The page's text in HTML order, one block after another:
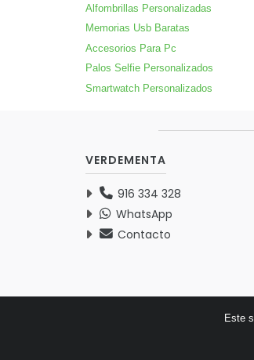
Alfombrillas Personalizadas
Memorias Usb Baratas
Accesorios Para Pc
Palos Selfie Personalizados
Smartwatch Personalizados
VERDEMENTA
916 334 328
WhatsApp
Contacto
Este